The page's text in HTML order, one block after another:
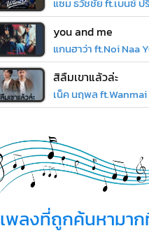
you and me
สิลืมเขาแล้วล่ะ
เน็ค นฤพล ft.Wanmai
เพลงที่ถูกค้นหามา